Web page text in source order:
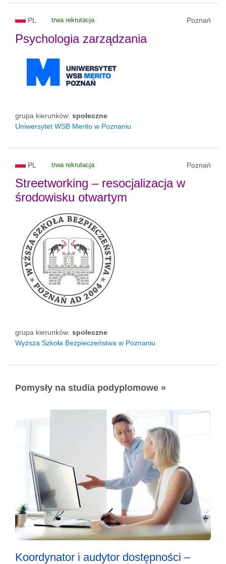
PL trwa rekrutacja Poznań
Psychologia zarządzania
grupa kierunków: społeczne
Uniwersytet WSB Merito w Poznaniu
PL trwa rekrutacja Poznań
Streetworking – resocjalizacja w
środowisku otwartym
grupa kierunków: społeczne
Wyższa Szkoła Bezpieczeństwa w Poznaniu
Pomysły na studia podyplomowe »
Koordynator i audytor dostępności –